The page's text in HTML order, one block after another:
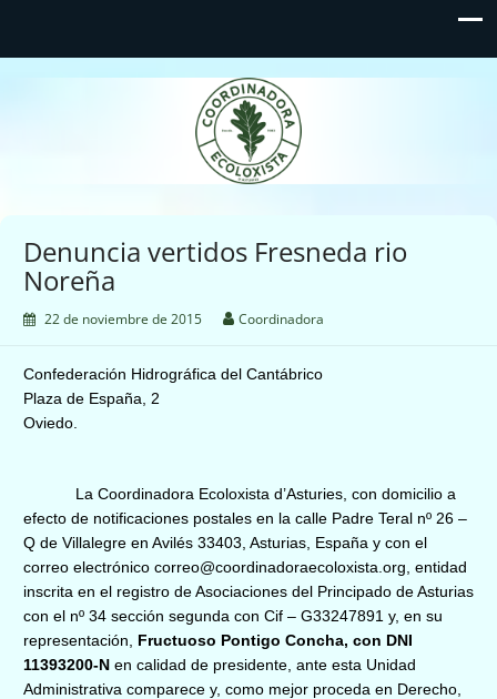
Coordinadora Ecoloxista
d'Asturies
Denuncia vertidos Fresneda rio
22 de noviembre de 2015 Coordinadora
Confederación Hidrográfica del Cantábrico
Plaza de España, 2
Oviedo.
La Coordinadora Ecoloxista d’Asturies, con domicilio a
efecto de notificaciones postales en la calle Padre Teral nº 26 –
Q de Villalegre en Avilés 33403, Asturias, España y con el
correo electrónico correo@coordinadoraecoloxista.org, entidad
inscrita en el registro de Asociaciones del Principado de Asturias
con el nº 34 sección segunda con Cif – G33247891 y, en su
representación, Fructuoso Pontigo Concha, con DNI
11393200-N en calidad de presidente, ante esta Unidad
Administrativa comparece y, como mejor proceda en Derecho,